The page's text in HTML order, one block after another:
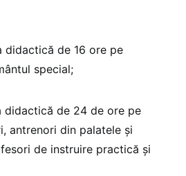
didactică de 16 ore pe
special;
didactică de 24 de ore pe
antrenori din palatele și
de instruire practică și